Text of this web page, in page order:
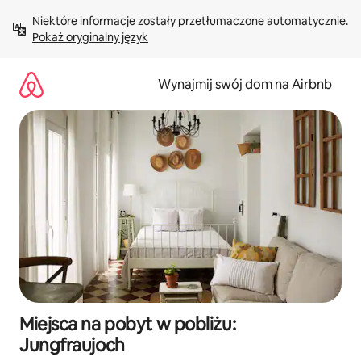
treści Pokaż oryginalny język
Wynajmij swój dom na Airbnb
Miejsca na pobyt w pobliżu:
Jungfraujoch